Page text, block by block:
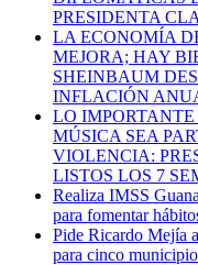
PRESIDENTA
LA ECONOMÍA
MEJORA; HAY
SHEINBAUM
INFLACIÓN
LO
MÚSICA SEA
VIOLENCIA:
LISTOS LOS 7
Realiza IMSS
para fomentar
Pide Ricardo Mejía
para cinco